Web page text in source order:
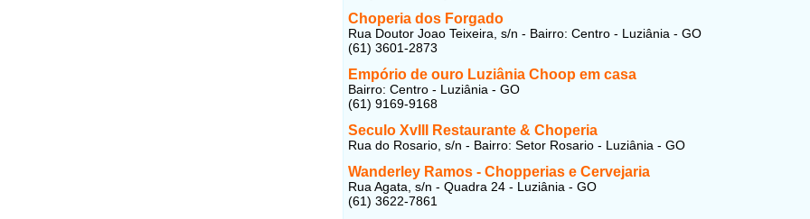
Choperia dos Forgado
Rua Doutor Joao Teixeira, s/n - Bairro: Centro - Luziânia - GO
(61) 3601-2873
Empório de ouro Luziânia Choop em casa
Bairro: Centro - Luziânia - GO
(61) 9169-9168
Seculo XvIII Restaurante & Choperia
Rua do Rosario, s/n - Bairro: Setor Rosario - Luziânia - GO
Wanderley Ramos - C hopperias e Cervejaria
Rua Agata, s/n - Quadra 24 - Luziânia - GO
(61) 3622-7861